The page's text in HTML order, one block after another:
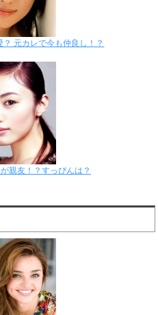
元カレで今も仲良し！？
親友！？すっぴんは？